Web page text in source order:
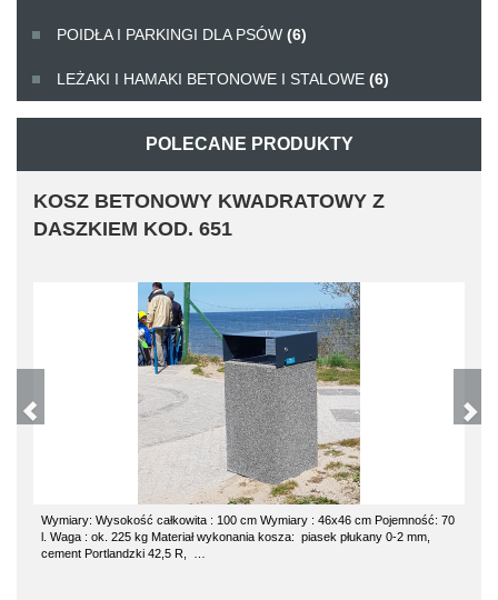
POIDŁA I PARKINGI DLA PSÓW (6)
LEŻAKI I HAMAKI BETONOWE I STALOWE (6)
POLECANE PRODUKTY
KOSZ BETONOWY KWADRATOWY Z
DASZKIEM KOD. 651
Wymiary: Wysokość całkowita : 100 cm Wymiary : 46x46 cm Pojemność: 70
l. Waga : ok. 225 kg Materiał wykonania kosza: piasek płukany 0-2 mm,
cement Portlandzki 42,5 R, …